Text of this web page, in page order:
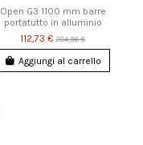
Open G3 1100 mm barre
portatutto in alluminio
112,73 €204,96 €
Aggiungi al carrello